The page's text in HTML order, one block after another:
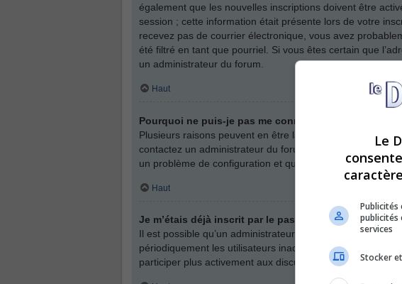
également que les nouvelles inscriptions doivent être
session ; cette information était présente lors de votre
recevez pas de courrier électronique, vous avez
été filtré en tant que pourriel. Si vous êtes certain que
un administrateur du forum.
Haut
Pourquoi ne puis-je pas me connecter ?
Plusieurs raisons peuvent en être la cause. Assurez-
contactez un administrateur du forum afin de vous
un problème de configuration et qu’il soit nécessaire de la
Haut
Je m’étais déjà inscrit par le passé mais ne peux à
Il est possible qu’un administrateur ait désactivé ou
périodiquement les utilisateurs inactifs afin de réduire la
participer plus activement aux discussions du forum.
Le
Publicités
publicités
services
Stocker